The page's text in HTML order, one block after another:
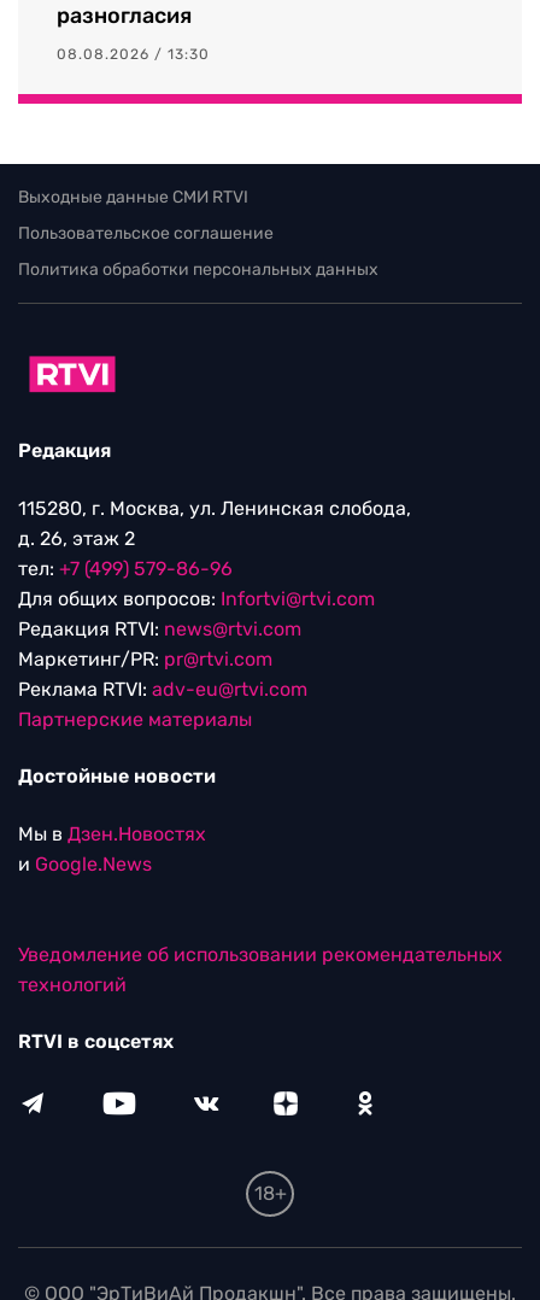
разногласия
08.08.2026 / 13:30
Выходные данные СМИ RTVI
Пользовательское соглашение
Политика обработки персональных данных
Редакция
115280, г. Москва, ул. Ленинская слобода,
д. 26, этаж 2
тел: +7 (499) 579-86-96
Для общих вопросов: Infortvi@rtvi.com
Редакция RTVI: news@rtvi.com
Маркетинг/PR: pr@rtvi.com
Реклама RTVI: adv-eu@rtvi.com
Партнерские материалы
Достойные новости
Мы в Дзен.Новостях
и Google.News
Уведомление об использовании рекомендательных
технологий
RTVI в соцсетях
18+
© ООО "ЭрТиВиАй Продакшн". Все права защищены.